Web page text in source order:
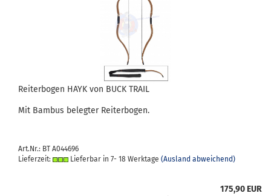
Rei­ter­bo­gen HAYK von BUCK TRAIL
Mit Bam­bus be­leg­ter Rei­ter­bo­gen.
Art.Nr.: BT A044696
Lieferzeit:
Lieferbar in 7- 18 Werktage (Ausland abweichend)
175,90 EUR